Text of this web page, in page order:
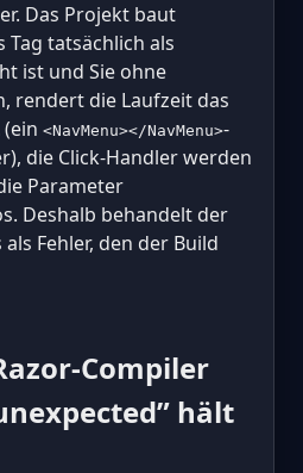
Das Projekt baut
tatsächlich als
ist und Sie ohne
rendert die Laufzeit das
(ein <NavMenu></NavMenu>-
die Click-Handler werden
Parameter
Deshalb behandelt der
Fehler, den der Build
Compiler
hält